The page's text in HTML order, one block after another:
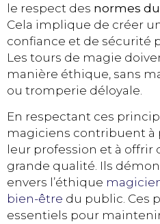
le respect des normes
Cela implique de créer
confiance et de sécurité
Les tours de magie
manière éthique, sans
ou tromperie déloyale.
En respectant ces
magiciens contribuent à
leur profession et à offrir
grande qualité. Ils
envers l’éthique
bien-être du public. Ces
essentiels pour